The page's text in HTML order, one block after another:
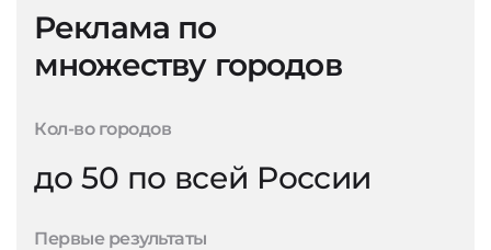
Реклама по
множеству городов
Кол-во городов
до 50 по всей России
Первые результаты